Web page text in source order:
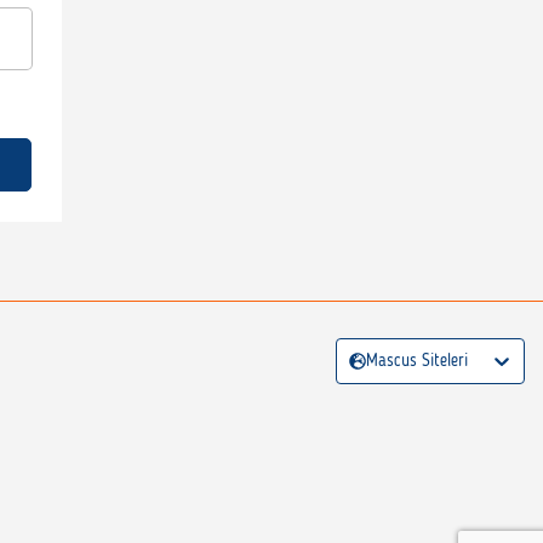
Mascus Siteleri